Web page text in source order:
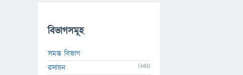
বিভাগসমূহ
সমস্ত বিভাগ
রসায়ন
(641)